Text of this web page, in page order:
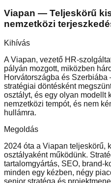
Viapan — Teljeskörű
nemzetközi
Kihívás
A Viapan, vezető HR-
pályán mozgott, miközben
Horvátországba és
stratégiai döntésként
osztályt, és egy olyan modellt
nemzetközi tempót, és nem
hullámra.
Megoldás
2024 óta a Viapan teljeskörű,
osztályaként működünk.
tartalomgyártás, SEO, brand-
minden egy kézben, négy
senior stratéga és